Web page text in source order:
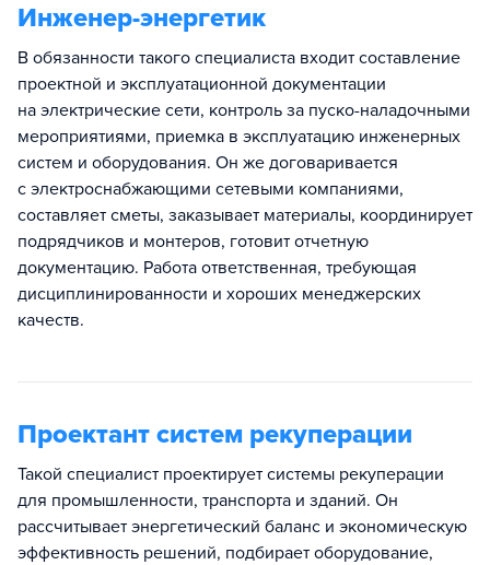
Инженер-энергетик
В обязанности такого специалиста входит составление
проектной и эксплуатационной документации
на электрические сети, контроль за пуско-наладочными
мероприятиями, приемка в эксплуатацию инженерных
систем и оборудования. Он же договаривается
с электроснабжающими сетевыми компаниями,
составляет сметы, заказывает материалы, координирует
подрядчиков и монтеров, готовит отчетную
документацию. Работа ответственная, требующая
дисциплинированности и хороших менеджерских
качеств.
Проектант систем рекуперации
Такой специалист проектирует системы рекуперации
для промышленности, транспорта и зданий. Он
рассчитывает энергетический баланс и экономическую
эффективность решений, подбирает оборудование,